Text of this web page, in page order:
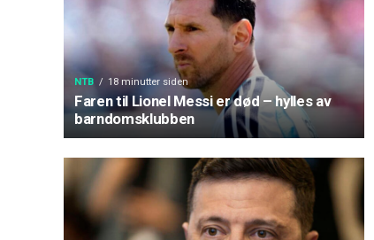
NTB 18 minutter siden
Faren til Lionel Messi er død – hylles av
barndomsklubben